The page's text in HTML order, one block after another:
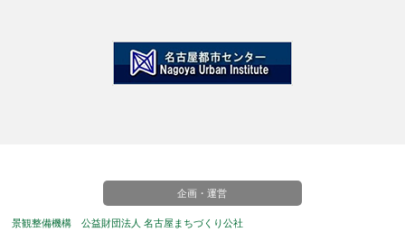
企画・運営
景観整備機構 公益財団法人 名古屋まちづくり公社